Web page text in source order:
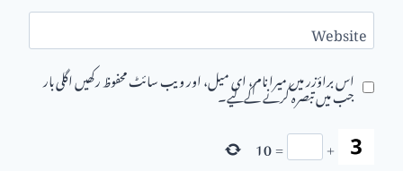
Website
اس براؤزر میں میرا نام، ای میل، اور ویب سائٹ محفوظ رکھیں اگلی بار
جب میں تبصرہ کرنے کےلیے۔
+
=
10